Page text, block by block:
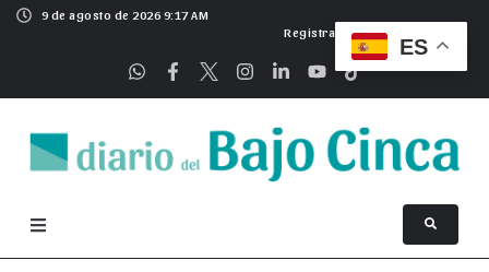
9 de agosto de 2026 9:17 AM
Registrarse
ES